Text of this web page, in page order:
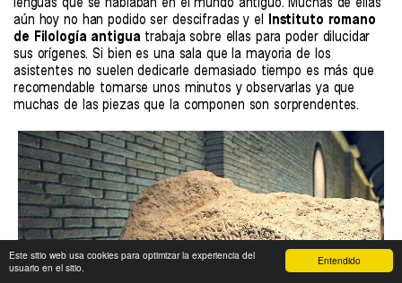
Entendido
Este sitio web usa cookies para optimizar la experiencia del
usuario en el sitio.
aún hoy no han podido ser descifradas y el
Instituto romano
de Filología antigua trabaja sobre ellas para poder dilucidar
sus orígenes. Si bien es una sala que la mayoria de los
asistentes no suelen dedicarle demasiado tiempo es más que
recomendable tomarse unos minutos y observarlas ya que
muchas de las piezas que la componen son sorprendentes.